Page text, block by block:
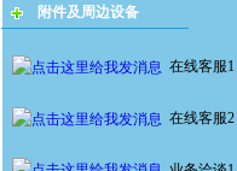
附件及周边设备
在线客服1
在线客服2